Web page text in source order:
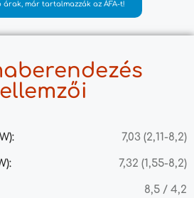
már tartalmazzák az ÁFA-t!
7,03 (2,11-8,2)
7,32 (1,55-8,2)
8,5 / 4,2